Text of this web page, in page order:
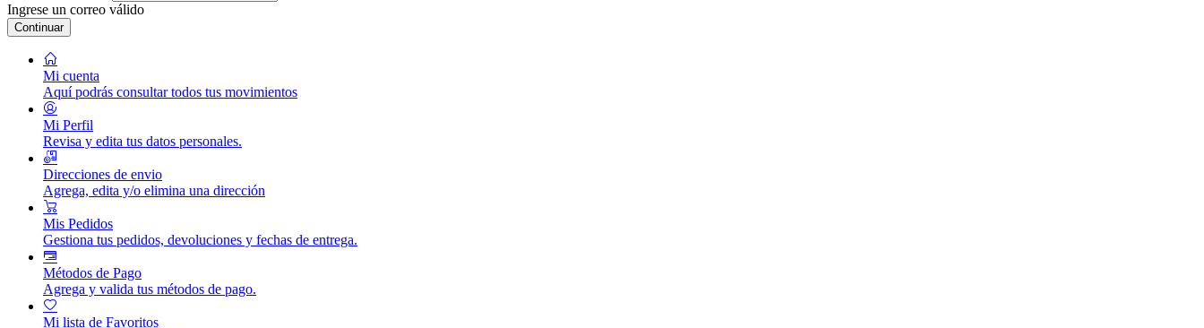
Ingrese un correo válido
Continuar
Mi cuenta
Aquí podrás consultar todos tus movimientos
Mi Perfil
Revisa y edita tus datos personales.
Direcciones de envio
Agrega, edita y/o elimina una dirección
Mis Pedidos
Gestiona tus pedidos, devoluciones y fechas de entrega.
Métodos de Pago
Agrega y valida tus métodos de pago.
Mi lista de Favoritos